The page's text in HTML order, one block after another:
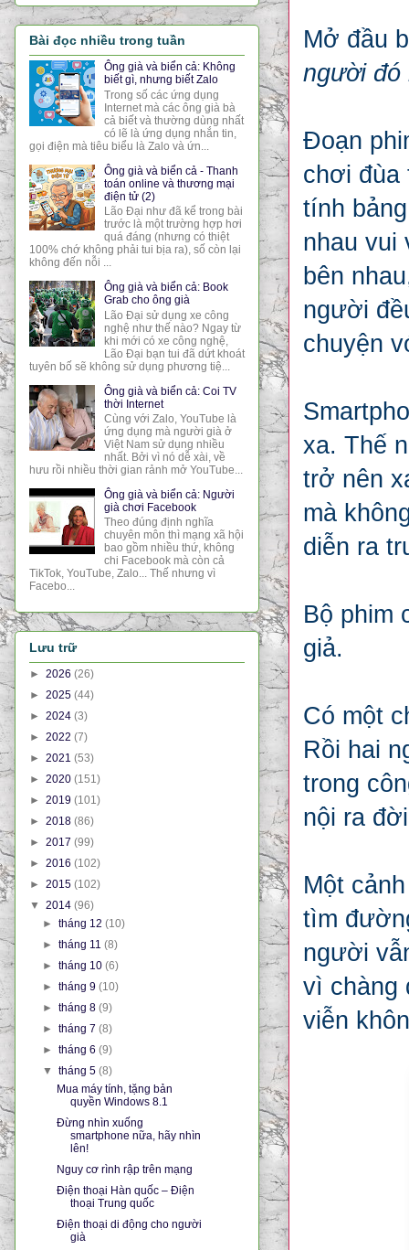
Mở đầu
người đó
Đoạn
chơi đùa
tính
nhau vui
bên
người
chuyện
xa. Thế
trở nên
mà
diễn ra
Bộ phim
giả.
Có một
Rồi hai
trong
nội ra
Một
tìm
người
vì chàng
viễn
Bài đọc nhiều trong tuần
Ông già và biển cả: Không
biết gì, nhưng biết Zalo
Trong số các ứng dụng
Internet mà các ông già bà
cả biết và thường dùng nhất
có lẽ là ứng dụng nhắn tin,
gọi điện mà tiêu biểu là Zalo và ứn...
Ông già và biển cả - Thanh
toán online và thương mại
điện tử (2)
Lão Đại như đã kể trong bài
trước là một trường hợp hơi
quá đáng (nhưng có thiệt
100% chớ không phải tui bịa ra), số còn lại
không đến nỗi ...
Ông già và biển cả: Book
Grab cho ông già
Lão Đại sử dụng xe công
nghệ như thế nào? Ngay từ
khi mới có xe công nghệ,
Lão Đại bạn tui đã dứt khoát
tuyên bố sẽ không sử dụng phương tiệ...
Ông già và biển cả: Coi TV
thời Internet
Cùng với Zalo, YouTube là
ứng dụng mà người già ở
Việt Nam sử dụng nhiều
nhất. Bởi vì nó dễ xài, về
hưu rồi nhiều thời gian rảnh mở YouTube...
Ông già và biển cả: Người
già chơi Facebook
Theo đúng định nghĩa
chuyên môn thì mạng xã hội
bao gồm nhiều thứ, không
chi Facebook mà còn cả
TikTok, YouTube, Zalo... Thế nhưng vì
Facebo...
Lưu trữ
► 2026 (26)
► 2025 (44)
► 2024 (3)
► 2022 (7)
► 2021 (53)
► 2020 (151)
► 2019 (101)
► 2018 (86)
► 2017 (99)
► 2016 (102)
► 2015 (102)
▼ 2014 (96)
►tháng 12(10)
►tháng 11(8)
►tháng 10(6)
►tháng 9(10)
►tháng 8(9)
►tháng 7(8)
►tháng 6(9)
▼tháng 5(8)
Mua máy tính, tặng bản
quyền Windows 8.1
Đừng nhìn xuống
smartphone nữa, hãy nhìn
lên!
Nguy cơ rình rập trên mạng
Điện thoại Hàn quốc – Điện
thoại Trung quốc
Điện thoại di động cho người
già